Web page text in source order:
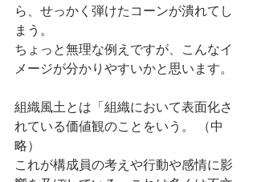
ら、せっかく弾けたコーンが潰れてし
まう。
ちょっと無理な例えですが、こんなイ
メージが分かりやすいかと思います。
組織風土とは「組織において表面化さ
れている価値観のことをいう。 （中
略）
これが構成員の考えや行動や感情に影